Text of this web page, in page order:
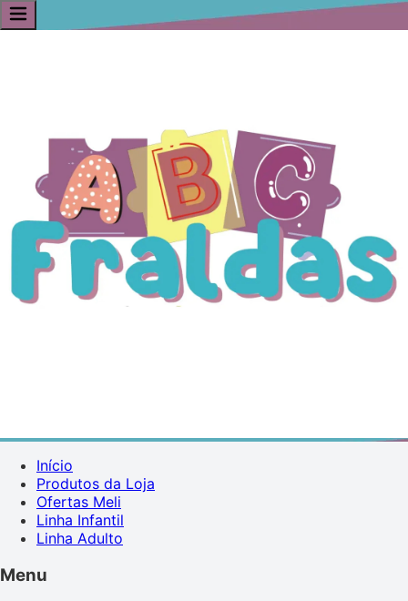
Início
Produtos da Loja
Ofertas Meli
Linha Infantil
Linha Adulto
Menu